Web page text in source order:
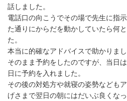
話しました。
電話口の向こうでその場で先生に指
た通りにからだを動かしていたら何
た。
本当に的確なアドバイスで助かりまし
そのまま予約をしたのですが、当日
日に予約を入れました。
その後の対処方や就寝の姿勢なども
げさまで翌日の朝にはだいぶ良くなっ